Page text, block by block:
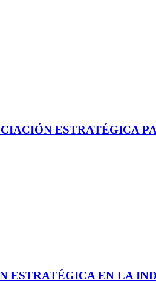
ESTRATÉGICA
ESTRATÉGICA EN LA